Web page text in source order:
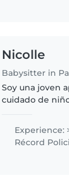
Nicolle
Babysitter in
Soy una joven
cuidado de
1/2 años y
habilidades
artesanía,
Experience:
Récord